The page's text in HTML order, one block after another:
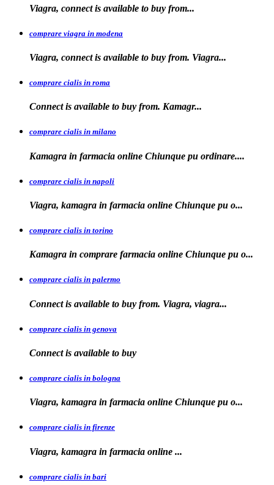
Viagra, connect is available to buy from...
comprare viagra in modena
Viagra, connect is available to buy from. Viagra...
comprare cialis in roma
Connect is available to buy from. Kamagr...
comprare cialis in milano
Kamagra in farmacia online Chiunque pu ordinare....
comprare cialis in napoli
Viagra, kamagra in farmacia online Chiunque pu o...
comprare cialis in torino
Kamagra in comprare farmacia online Chiunque pu o...
comprare cialis in palermo
Connect is available to buy from. Viagra, viagra...
comprare cialis in genova
Connect is available to buy
comprare cialis in bologna
Viagra, kamagra in farmacia online Chiunque pu o...
comprare cialis in firenze
Viagra, kamagra in farmacia online ...
comprare cialis in bari